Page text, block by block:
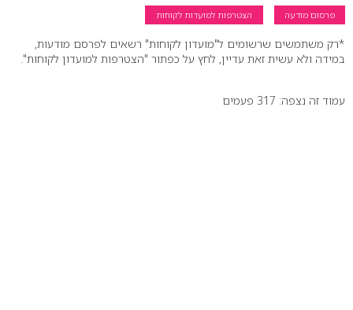
פרסום מודעה הצטרפות למועדות לקוחות
*רק משתמשים שרשומים ל"מועדון לקוחות" רשאים לפרסם מודעות,
במידה ולא עשית זאת עדיין, לחץ על כפתור "הצטרפות למועדון לקוחות".
עמוד זה נצפה: 317 פעמים